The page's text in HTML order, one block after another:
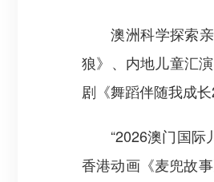
澳洲科学探索亲
狼》、内地儿童汇
剧《舞蹈伴随我成
“2026澳门国际儿
香港动画《麦兜故